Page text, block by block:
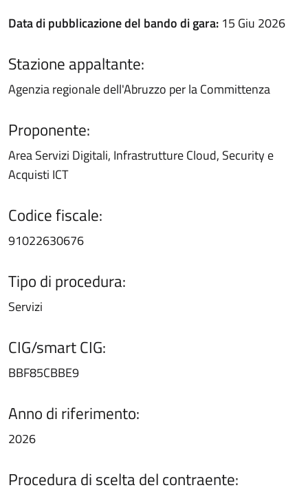
Data di pubblicazione del bando di gara: 15 Giu 2026
Stazione appaltante:
Agenzia regionale dell'Abruzzo per la Committenza
Proponente:
Area Servizi Digitali, Infrastrutture Cloud, Security e
Acquisti ICT
Codice fiscale:
91022630676
Tipo di procedura:
Servizi
CIG/smart CIG:
BBF85CBBE9
Anno di riferimento:
2026
Procedura di scelta del contraente: